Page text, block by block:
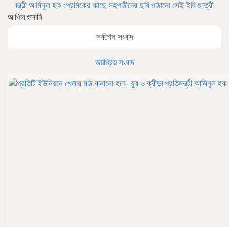
হক প্রেমিকের কাছে সহপাঠীদের ছবি পাঠানো সেই ইবি ছাত্রী হল থেকে
আপিল শুনানি
সর্বশেষ সংবাদ
জয়প্রিয় সংবাদ